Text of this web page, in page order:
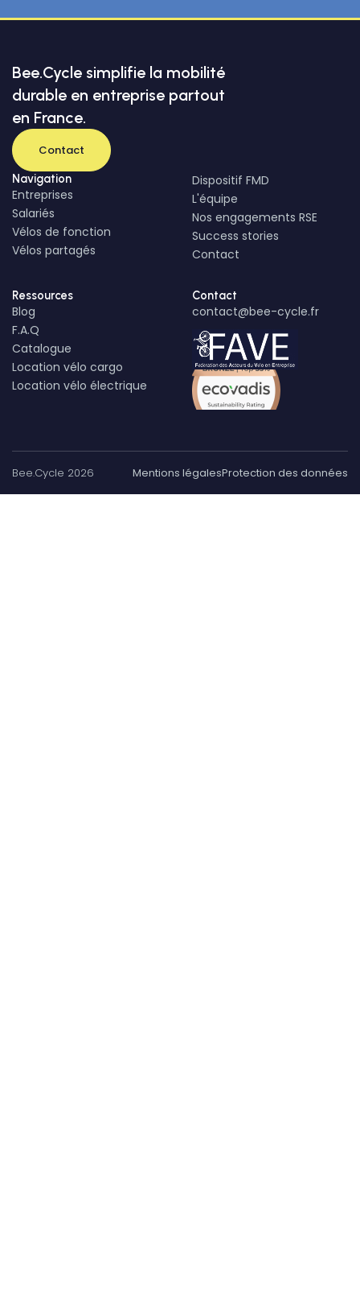
Bee.Cycle simplifie la mobilité
durable en entreprise partout
en France.
Contact
Navigation
Entreprises
Salariés
Vélos de fonction
Vélos partagés
Dispositif FMD
L'équipe
Nos engagements RSE
Success stories
Contact
Ressources
Blog
F.A.Q
Catalogue
Location vélo cargo
Location vélo électrique
Contact
contact@bee-cycle.fr
Bee.Cycle 2026 Mentions légalesProtection des données